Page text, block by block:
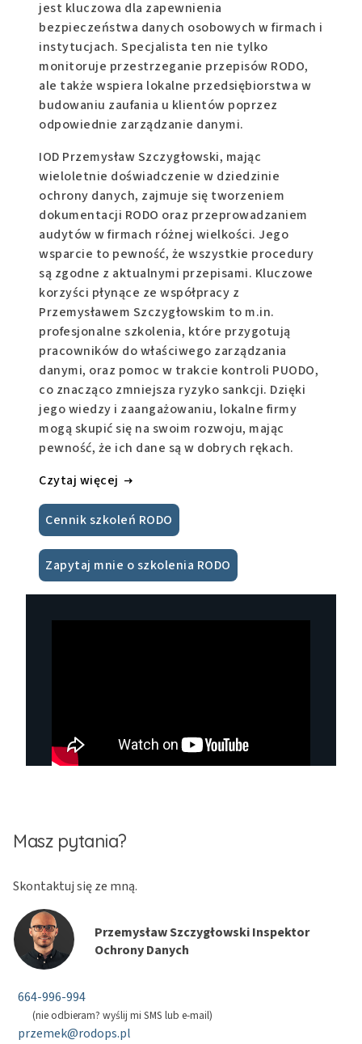
jest kluczowa dla zapewnienia
bezpieczeństwa danych osobowych w firmach i
instytucjach. Specjalista ten nie tylko
monitoruje przestrzeganie przepisów RODO,
ale także wspiera lokalne przedsiębiorstwa w
budowaniu zaufania u klientów poprzez
odpowiednie zarządzanie danymi.
IOD Przemysław Szczygłowski, mając
wieloletnie doświadczenie w dziedzinie
ochrony danych, zajmuje się tworzeniem
dokumentacji RODO oraz przeprowadzaniem
audytów w firmach różnej wielkości. Jego
wsparcie to pewność, że wszystkie procedury
są zgodne z aktualnymi przepisami. Kluczowe
korzyści płynące ze współpracy z
Przemysławem Szczygłowskim to m.in.
profesjonalne szkolenia, które przygotują
pracowników do właściwego zarządzania
danymi, oraz pomoc w trakcie kontroli PUODO,
co znacząco zmniejsza ryzyko sankcji. Dzięki
jego wiedzy i zaangażowaniu, lokalne firmy
mogą skupić się na swoim rozwoju, mając
pewność, że ich dane są w dobrych rękach.
Czytaj więcej
Cennik szkoleń RODO
Zapytaj mnie o szkolenia RODO
Masz pytania?
Skontaktuj się ze mną.
Przemysław Szczygłowski Inspektor
Ochrony Danych
664-996-994
(nie odbieram? wyślij mi SMS lub e-mail)
przemek@rodops.pl